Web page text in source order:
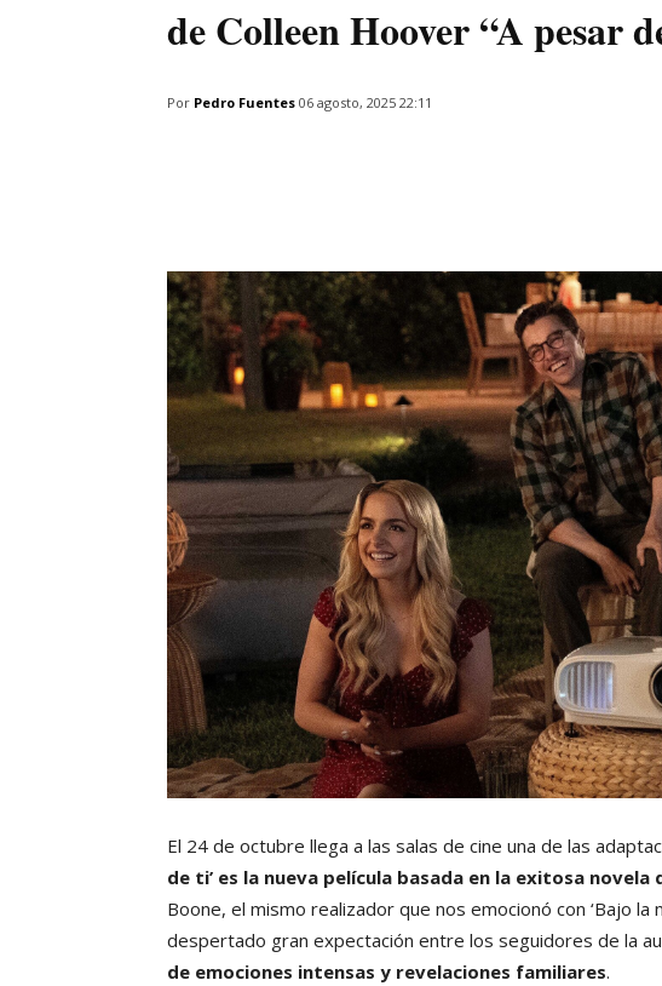
de Colleen Hoover “A pesar
Por Pedro Fuentes 06 agosto, 2025 22:11
El 24 de octubre llega a las salas de cine una de las
de ti’ es la nueva película basada en la exitosa novela
Boone, el mismo realizador que nos emocionó con ‘Bajo la
despertado gran expectación entre los seguidores de la
de emociones intensas y revelaciones familiares.